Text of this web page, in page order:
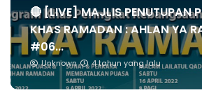
🔴 [LIVE] MAJLIS PENUTUPAN
KHAS RAMADAN : AHLAN YA
#06...
Unknown 4 tahun yang lalu